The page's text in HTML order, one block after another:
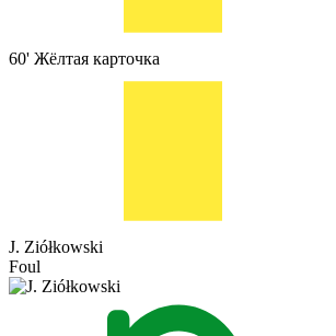
60' Жёлтая карточка
J. Ziółkowski
Foul